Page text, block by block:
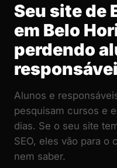
Seu site de
em Belo
perdendo
Alunos e
pesquisam cursos e
dias. Se o seu site
SEO, eles vão para
nem saber.